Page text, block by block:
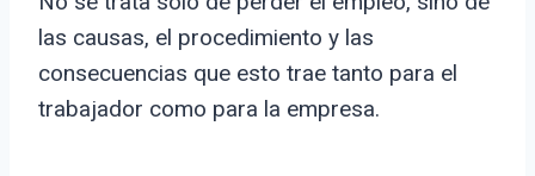
las causas, el procedimiento y las
consecuencias que esto trae tanto para el
trabajador como para la empresa.